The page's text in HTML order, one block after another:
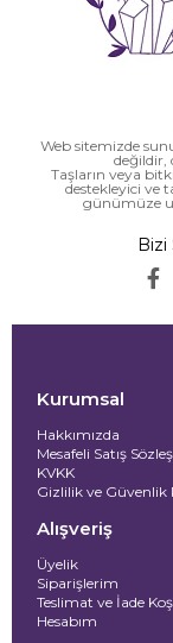
Web sitemizde
değildir,
Taşların veya
destekleyici ve
günümüze
Bizi
Kurumsal
Hakkımızda
Mesafeli Satış
KVKK
Gizlilik ve Güvenlik
Alışveriş
Üyelik
Siparişlerim
Teslimat ve İade
Hesabım